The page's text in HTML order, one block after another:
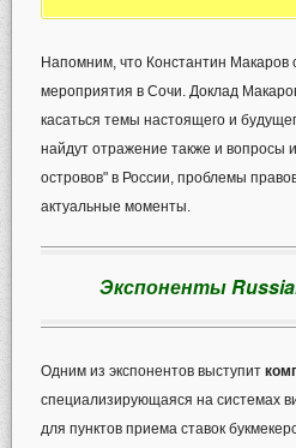
Напомним, что Константин Макаров
мероприятия в Сочи. Доклад
касаться темы настоящего и
найдут отражение также и вопросы
островов" в России, проблемы
актуальные моменты.
Экспоненты
Одним из экспонентов выступит
специализирующаяся на системах
для пунктов приема ставок